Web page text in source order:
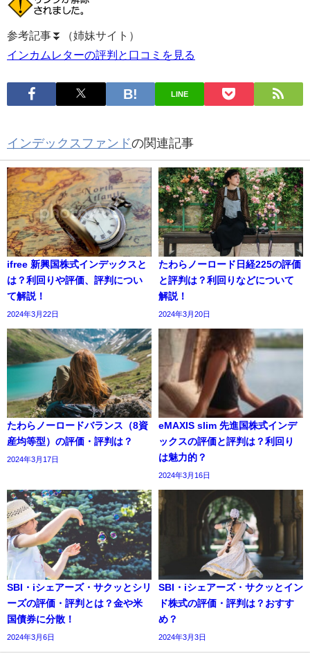
参考記事⏬（姉妹サイト）
インカムレターの評判と口コミを見る
LINE
インデックスファンドの関連記事
ifree 新興国株式インデックスと
は？利回りや評価、評判につい
て解説！
2024年3月22日
たわらノーロード日経225の評価
と評判は？利回りなどについて
解説！
2024年3月20日
たわらノーロードバランス（8資
産均等型）の評価・評判は？
2024年3月17日
eMAXIS slim 先進国株式インデ
ックスの評価と評判は？利回り
は魅力的？
2024年3月16日
SBI・iシェアーズ・サクッとシリ
ーズの評価・評判とは？金や米
国債券に分散！
2024年3月6日
SBI・iシェアーズ・サクッとイン
ド株式の評価・評判は？おすす
め？
2024年3月3日